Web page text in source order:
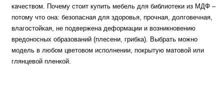
качеством. Почему стоит купить мебель для библиотеки из МДФ –
потому что она: безопасная для здоровья, прочная, долговечная,
влагостойкая, не подвержена деформации и возникновению
вредоносных образований (плесени, грибка). Выбрать можно
модель в любом цветовом исполнении, покрытую матовой или
глянцевой пленкой.